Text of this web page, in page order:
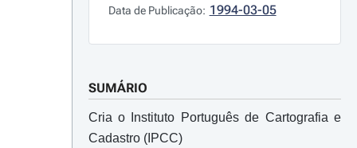
Data de Publicação: 1994-03-05
SUMÁRIO
Cria o Instituto Português de Cartografia e
Cadastro (IPCC)